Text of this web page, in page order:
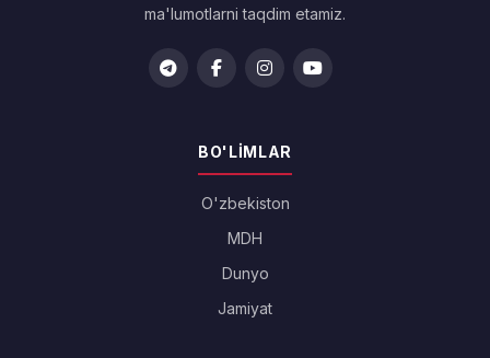
ma'lumotlarni taqdim etamiz.
BO'LIMLAR
O'zbekiston
MDH
Dunyo
Jamiyat